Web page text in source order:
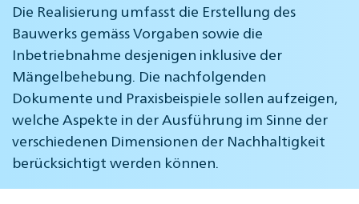
Die Realisierung umfasst die Erstellung des
Bauwerks gemäss Vorgaben sowie die
Inbetriebnahme desjenigen inklusive der
Mängelbehebung. Die nachfolgenden
Dokumente und Praxisbeispiele sollen aufzeigen,
welche Aspekte in der Ausführung im Sinne der
verschiedenen Dimensionen der Nachhaltigkeit
berücksichtigt werden können.